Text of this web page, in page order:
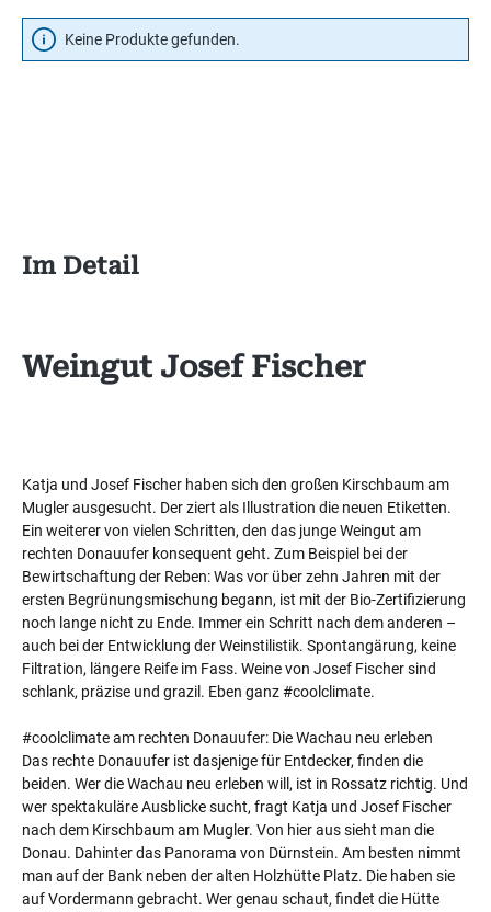
Keine Produkte gefunden.
Im Detail
Weingut Josef Fischer
Katja und Josef Fischer haben sich den großen Kirschbaum am
Mugler ausgesucht. Der ziert als Illustration die neuen Etiketten.
Ein weiterer von vielen Schritten, den das junge Weingut am
rechten Donauufer konsequent geht. Zum Beispiel bei der
Bewirtschaftung der Reben: Was vor über zehn Jahren mit der
ersten Begrünungsmischung begann, ist mit der Bio-Zertifizierung
noch lange nicht zu Ende. Immer ein Schritt nach dem anderen –
auch bei der Entwicklung der Weinstilistik. Spontangärung, keine
Filtration, längere Reife im Fass. Weine von Josef Fischer sind
schlank, präzise und grazil. Eben ganz #coolclimate.
#coolclimate am rechten Donauufer: Die Wachau neu erleben
Das rechte Donauufer ist dasjenige für Entdecker, finden die
beiden. Wer die Wachau neu erleben will, ist in Rossatz richtig. Und
wer spektakuläre Ausblicke sucht, fragt Katja und Josef Fischer
nach dem Kirschbaum am Mugler. Von hier aus sieht man die
Donau. Dahinter das Panorama von Dürnstein. Am besten nimmt
man auf der Bank neben der alten Holzhütte Platz. Die haben sie
auf Vordermann gebracht. Wer genau schaut, findet die Hütte